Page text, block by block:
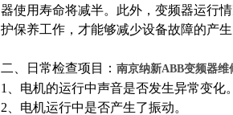
器使用寿命将减半。此外，变频器运行
护保养工作，才能够减少设备故障的产生
二、日常检查项目： 南京纳新ABB变频器维
1、电机的运行中声音是否发生异常变化。
2、电机运行中是否产生了振动。